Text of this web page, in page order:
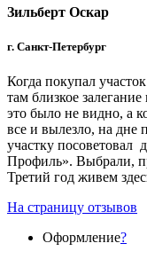
Зильберт Оскар
г. Санкт-Петербург
Когда покупал
там близкое
это было не видно, а
все и вылезло, на дне
участку посоветовал
Профиль». Выбрали,
Третий год живем
На страницу отзывов
Оформление?